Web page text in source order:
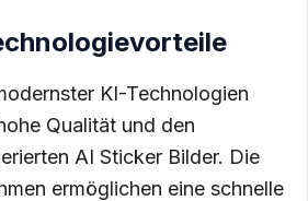
KI-Technologien
Qualität und den
AI Sticker Bilder. Die
ermöglichen eine schnelle